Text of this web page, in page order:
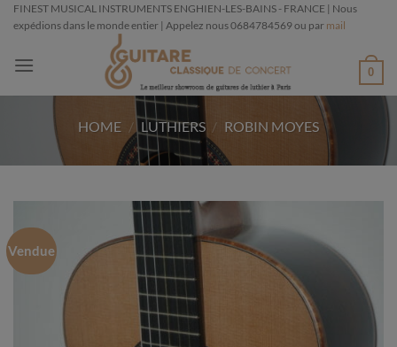
Passer
au
FINEST MUSICAL INSTRUMENTS ENGHIEN-LES-BAINS - FRANCE | Nous
expédions dans le monde entier | Appelez nous 0684784569 ou par mail
0
HOME / LUTHIERS / ROBIN MOYES
Vendue